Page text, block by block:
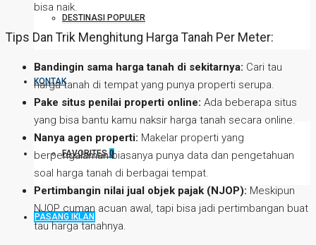
DESTINASI POPULER
KONTAK
FAVORITES0
PASANG IKLAN
bisa naik.
Tips Dan Trik Menghitung Harga Tanah Per Meter:
Bandingin sama harga tanah di sekitarnya: Cari tau
harga tanah di tempat yang punya properti serupa.
Pake situs penilai properti online: Ada beberapa situs
yang bisa bantu kamu naksir harga tanah secara online.
Nanya agen properti: Makelar properti yang
berpengalaman biasanya punya data dan pengetahuan
soal harga tanah di berbagai tempat.
Pertimbangin nilai jual objek pajak (NJOP): Meskipun
NJOP cuman acuan awal, tapi bisa jadi pertimbangan buat
tau harga tanahnya.